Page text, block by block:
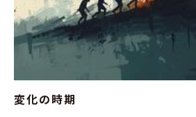
変化の時期